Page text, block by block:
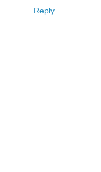
Reply